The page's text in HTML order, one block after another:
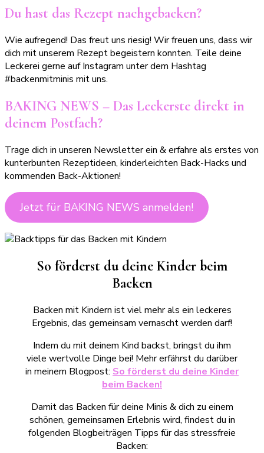
Du hast das Rezept nachgebacken?
Wie aufregend! Das freut uns riesig! Wir freuen uns, dass wir
dich mit unserem Rezept begeistern konnten. Teile deine
Leckerei gerne auf Instagram unter dem Hashtag
#backenmitminis mit uns.
BAKING NEWS – Das Leckerste direkt in
deinem Postfach?
Trage dich in unseren Newsletter ein & erfahre als erstes von
kunterbunten Rezeptideen, kinderleichten Back-Hacks und
kommenden Back-Aktionen!
Jetzt für BAKING NEWS anmelden!
So förderst du deine Kinder beim
Backen
Backen mit Kindern ist viel mehr als ein leckeres
Ergebnis, das gemeinsam vernascht werden darf!
Indem du mit deinem Kind backst, bringst du ihm
viele wertvolle Dinge bei! Mehr erfährst du darüber
in meinem Blogpost: So förderst du deine Kinder
beim Backen!
Damit das Backen für deine Minis & dich zu einem
schönen, gemeinsamen Erlebnis wird, findest du in
folgenden Blogbeiträgen Tipps für das stressfreie
Backen: